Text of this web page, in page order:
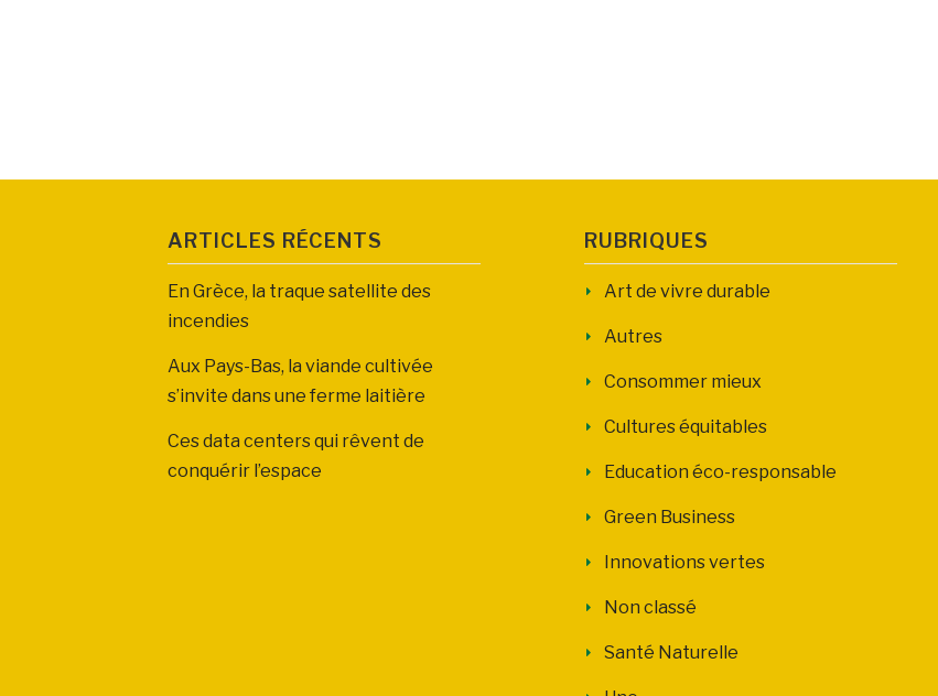
ARTICLES RÉCENTS
En Grèce, la traque satellite des
incendies
Aux Pays-Bas, la viande cultivée
s’invite dans une ferme laitière
Ces data centers qui rêvent de
conquérir l’espace
RUBRIQUES
Art de vivre durable
Autres
Consommer mieux
Cultures équitables
Education éco-responsable
Green Business
Innovations vertes
Non classé
Santé Naturelle